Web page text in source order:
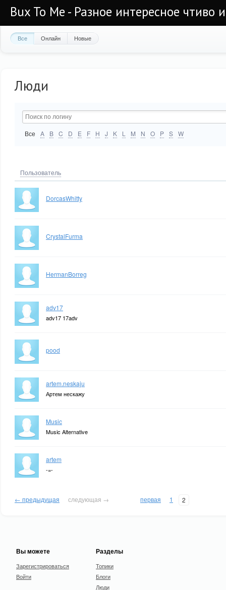
Bux To Me - Разное интересное чтиво
Все Онлайн Новые
Люди
Все A B C D E F H J K L M N O P S W
Пользователь
DorcasWhitty
CrystalFurma
HermanBorreg
adv17
adv17 17adv
pood
artem.neskaju
Артем нескажу
Music
Music Alternative
artem
-=-
← предыдущая следующая → первая 1 2
Вы можете
Зарегистрироваться
Войти
Разделы
Топики
Блоги
Люди